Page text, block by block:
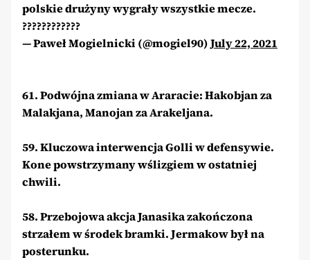
polskie drużyny wygrały wszystkie mecze.
????????????
— Paweł Mogielnicki (@mogiel90)July 22, 2021
61. Podwójna zmiana w Araracie: Hakobjan za
Malakjana, Manojan za Arakeljana.
59. Kluczowa interwencja Golli w defensywie.
Kone powstrzymany wślizgiem w ostatniej
chwili.
58. Przebojowa akcja Janasika zakończona
strzałem w środek bramki. Jermakow był na
posterunku.